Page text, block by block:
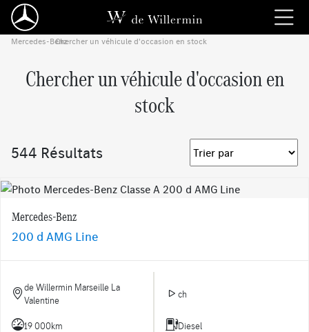
Mercedes-Benz
›
Chercher un véhicule d'occasion en stock
Chercher un véhicule d'occasion en
stock
544 Résultats
Mercedes-Benz
200 d AMG Line
de Willermin Marseille La
Valentine
ch
19 000km Diesel